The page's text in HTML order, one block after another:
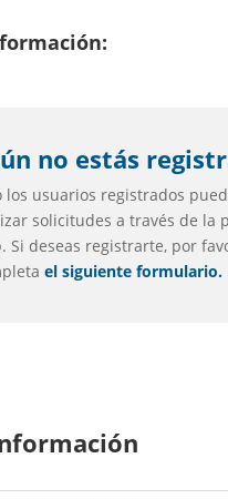
no estás
los usuarios registrados
solicitudes a través de la
Si deseas registrarte, por
el siguiente formulario.